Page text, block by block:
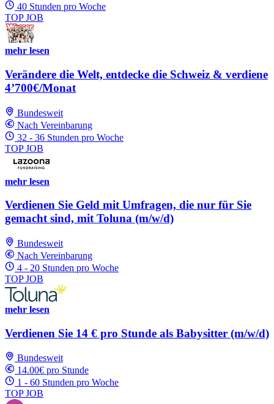
40 Stunden pro Woche
TOP JOB
mehr lesen
Verändere die Welt, entdecke die Schweiz & verdiene
4’700€/Monat
Bundesweit
Nach Vereinbarung
32 - 36 Stunden pro Woche
TOP JOB
mehr lesen
Verdienen Sie Geld mit Umfragen, die nur für Sie
gemacht sind, mit Toluna (m/w/d)
Bundesweit
Nach Vereinbarung
4 - 20 Stunden pro Woche
TOP JOB
mehr lesen
Verdienen Sie 14 € pro Stunde als Babysitter (m/w/d)
Bundesweit
14.00€ pro Stunde
1 - 60 Stunden pro Woche
TOP JOB